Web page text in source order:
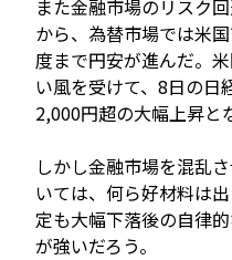
また金融市場のリスク
から、為替市場では米
度まで円安が進んだ。
い風を受けて、8日の日
2,000円超の大幅上昇と
しかし金融市場を混乱
いては、何ら好材料は
定も大幅下落後の自律
が強いだろう。